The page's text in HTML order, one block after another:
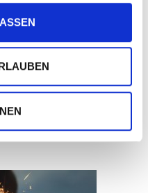
Mentor und
den Erfahrungen